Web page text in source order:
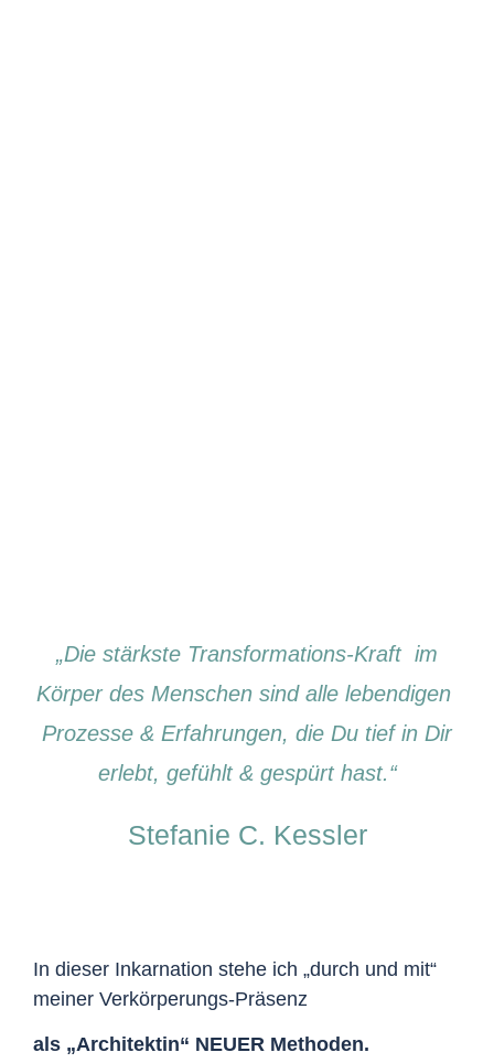
„Die stärkste Transformations-Kraft im
Körper des Menschen sind alle lebendigen
Prozesse & Erfahrungen, die Du tief in Dir
erlebt, gefühlt & gespürt hast.“
Stefanie C. Kessler
In dieser Inkarnation stehe ich „durch und mit“
meiner Verkörperungs-Präsenz
als „Architektin“ NEUER Methoden.